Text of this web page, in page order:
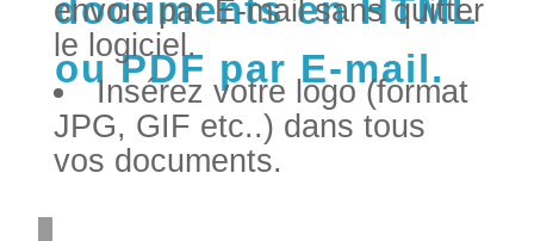
documents en HTML
ou PDF par E-mail.
envoie par E-mail sans quitter
le logiciel.
Insérez votre logo (format
JPG, GIF etc..) dans tous
vos documents.